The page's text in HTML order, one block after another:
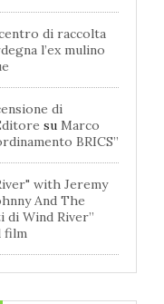
di raccolta
l’ex mulino
di
su Marco
BRICS”
with Jeremy
And The
di Wind River”
film